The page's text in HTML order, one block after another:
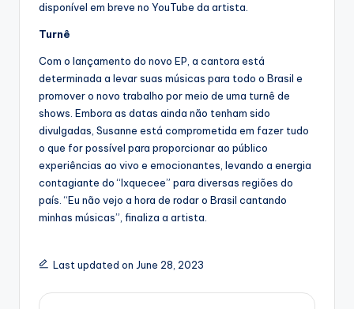
disponível em breve no YouTube da artista.
Turnê
Com o lançamento do novo EP, a cantora está
determinada a levar suas músicas para todo o Brasil e
promover o novo trabalho por meio de uma turnê de
shows. Embora as datas ainda não tenham sido
divulgadas, Susanne está comprometida em fazer tudo
o que for possível para proporcionar ao público
experiências ao vivo e emocionantes, levando a energia
contagiante do “Ixquecee” para diversas regiões do
país. “Eu não vejo a hora de rodar o Brasil cantando
minhas músicas”, finaliza a artista.
Last updated on June 28, 2023